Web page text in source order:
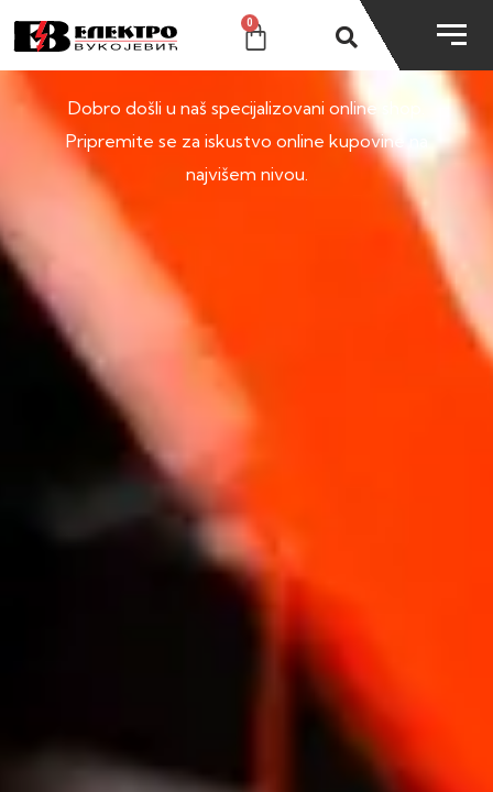
0
SHOP
Dobro došli u naš specijalizovani online shop.
Pripremite se za iskustvo online kupovine na
najvišem nivou.